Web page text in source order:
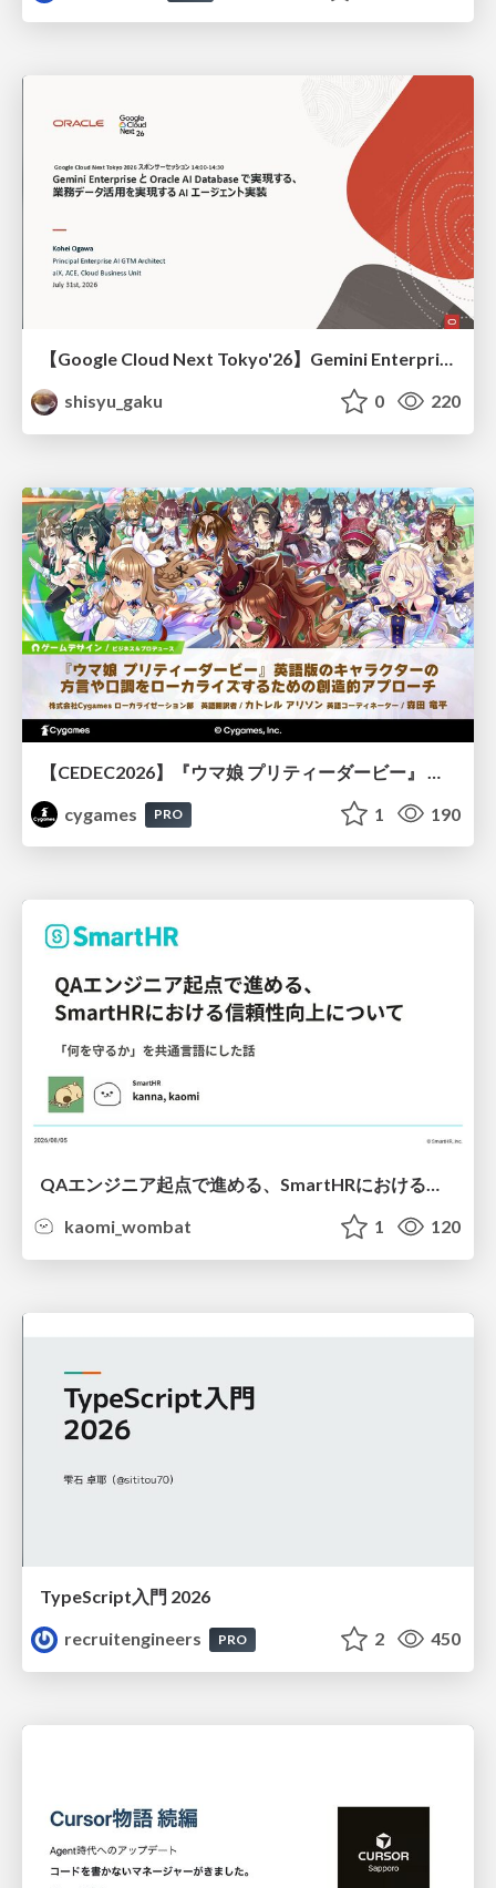
【Google Cloud Next Tokyo'26】Gemini Enterprise と Oracle AI Database で実現する、 業務データ活用を実現する AI エージェント実装
shisyu_gaku
0 220
cygames
PRO 1 190
QAエンジニア起点で進める、SmartHRにおける信頼性向上について
kaomi_wombat
1 120
TypeScript入門 2026
recruitengineers
PRO 2 450